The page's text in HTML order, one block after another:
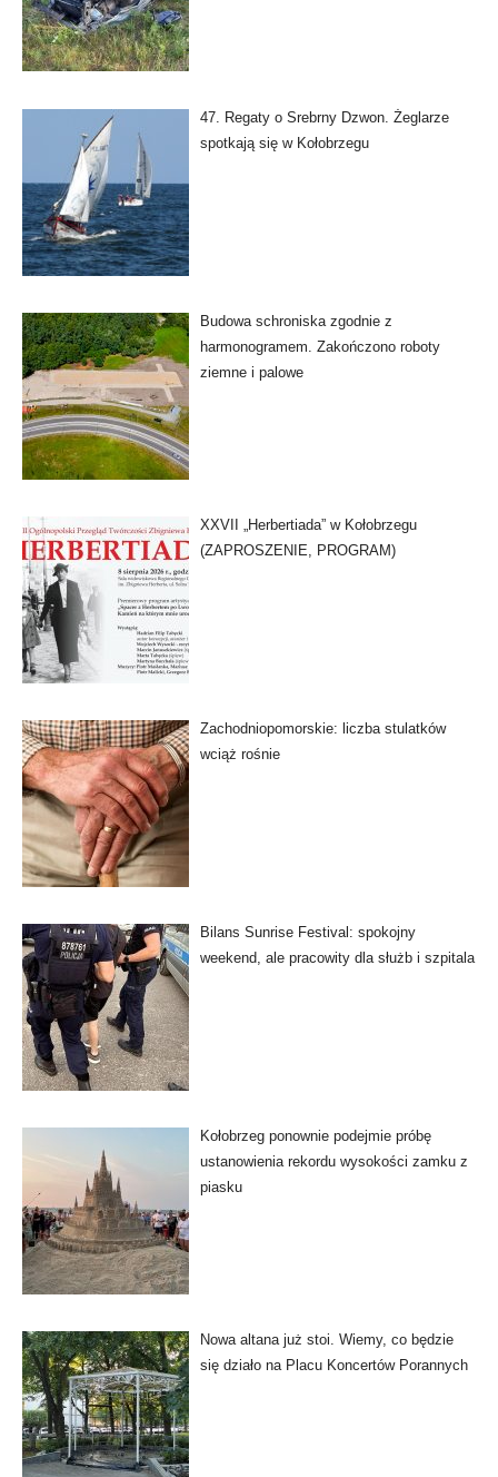
47. Regaty o Srebrny Dzwon. Żeglarze
spotkają się w Kołobrzegu
Budowa schroniska zgodnie z
harmonogramem. Zakończono roboty
ziemne i palowe
XXVII „Herbertiada” w Kołobrzegu
(ZAPROSZENIE, PROGRAM)
Zachodniopomorskie: liczba stulatków
wciąż rośnie
Bilans Sunrise Festival: spokojny
weekend, ale pracowity dla służb i szpitala
Kołobrzeg ponownie podejmie próbę
ustanowienia rekordu wysokości zamku z
piasku
Nowa altana już stoi. Wiemy, co będzie
się działo na Placu Koncertów Porannych